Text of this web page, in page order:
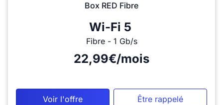
Box RED Fibre
Wi-Fi 5
Fibre - 1 Gb/s
22,99€/mois
Voir l'offre Être rappelé